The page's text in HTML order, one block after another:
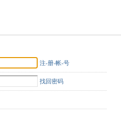
注-册-帐-号
找回密码